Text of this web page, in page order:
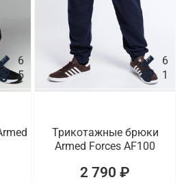
6
5
6
1
Трикотажные брюки
Armed Forces AF100
2 790 ₽